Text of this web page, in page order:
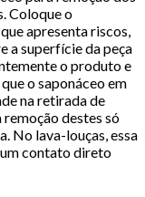
Coloque o
apresenta riscos,
a superfície da peça
o produto e
o saponáceo em
na retirada de
destes só
No lava-louças, essa
um contato direto